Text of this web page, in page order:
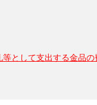
として支出する金品の